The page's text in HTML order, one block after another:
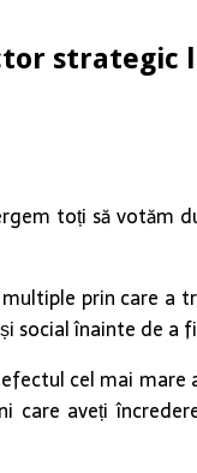
toți să votăm
prin care a
social înainte de a
cel mai
aveți